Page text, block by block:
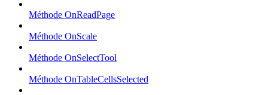
Méthode OnReadPage
Méthode OnScale
Méthode OnSelectTool
Méthode OnTableCellsSelected